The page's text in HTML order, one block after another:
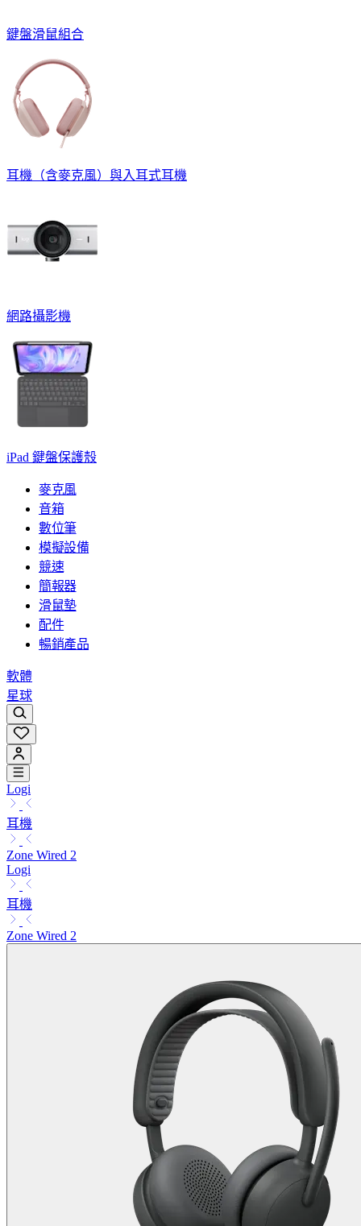
鍵盤滑鼠組合
耳機（含麥克風）與入耳式耳機
網路攝影機
iPad 鍵盤保護殼
麥克風
音箱
數位筆
模擬設備
競速
簡報器
滑鼠墊
配件
暢銷產品
軟體
星球
Logi
耳機
Zone Wired 2
Logi
耳機
Zone Wired 2